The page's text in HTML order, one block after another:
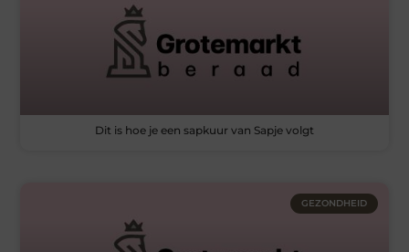
Dit is hoe je een sapkuur van Sapje volgt
GEZONDHEID